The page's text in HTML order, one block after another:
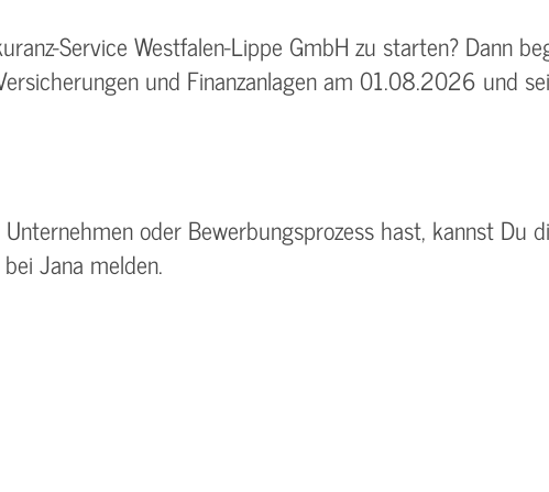
Service Westfalen-Lippe GmbH zu starten? Dann
und Finanzanlagen am 01.08.2026 und
oder Bewerbungsprozess hast, kannst Du
Jana melden.